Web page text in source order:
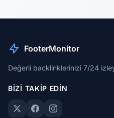
FooterMonitor
Değerli backlinklerinizi 7/24
BIZI TAKIP EDIN